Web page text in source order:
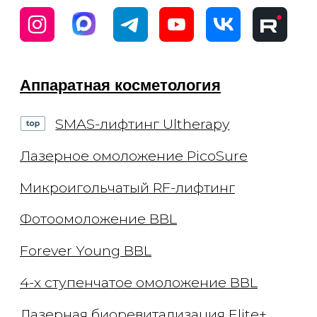
Эстетика тела
Миндальный пилинг
Авторские массажи
Сахарная депиляция
Лазерная эпиляция Elite+
Моделирование фигуры
Криолиполиз на аппарате Coccon
Массаж в соляной пещере